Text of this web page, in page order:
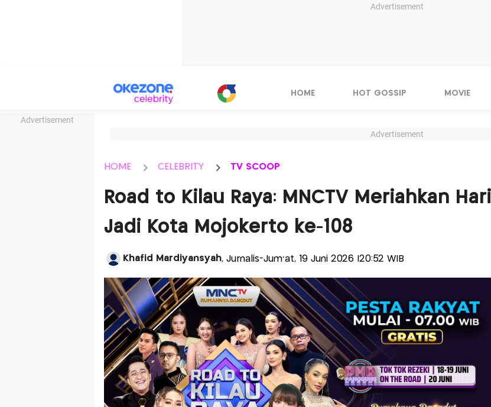
Advertisement
Advertisement
HOME HOT GOSSIP MOVIE
Advertisement
HOME CELEBRITY TV SCOOP
Road to Kilau Raya: MNCTV Meriahkan Hari
Jadi Kota Mojokerto ke-108
Khafid Mardiyansyah, Jurnalis-Jum'at, 19 Juni 2026 |20:52 WIB